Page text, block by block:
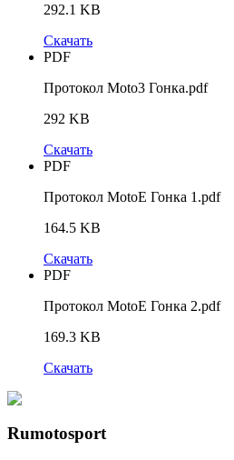
292.1 KB
Скачать
PDF
Протокол Moto3 Гонка.pdf
292 KB
Скачать
PDF
Протокол MotoE Гонка 1.pdf
164.5 KB
Скачать
PDF
Протокол MotoE Гонка 2.pdf
169.3 KB
Скачать
Rumotosport